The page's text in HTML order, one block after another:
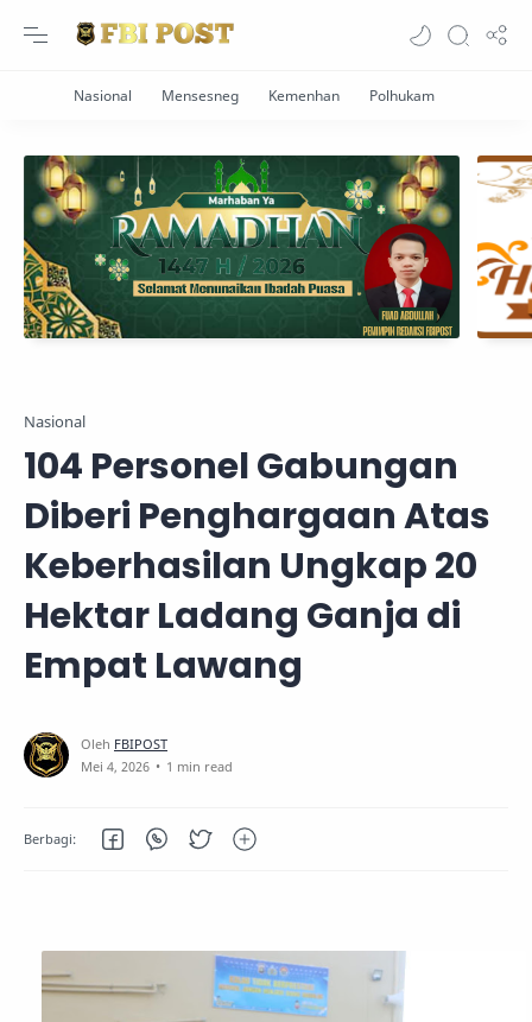
Nasional
104 Personel Gabungan
Diberi Penghargaan Atas
Keberhasilan Ungkap 20
Hektar Ladang Ganja di
Empat Lawang
1 min read